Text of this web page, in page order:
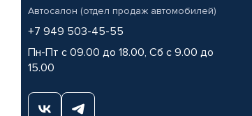
Автосалон (отдел продаж автомобилей)
+7 949 503-45-55
Пн-Пт с 09.00 до 18.00, Сб с 9.00 до
15.00